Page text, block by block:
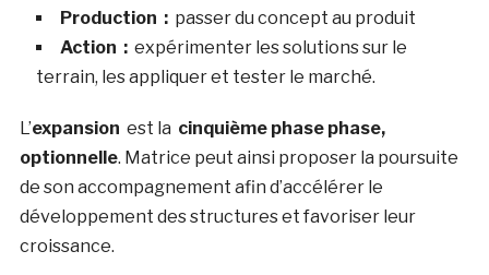
Production :passer du concept au produit
Action :expérimenter les solutions sur le
terrain, les appliquer et tester le marché.
L’expansion est la cinquième phase phase,
optionnelle. Matrice peut ainsi proposer la poursuite
de son accompagnement afin d’accélérer le
développement des structures et favoriser leur
croissance.